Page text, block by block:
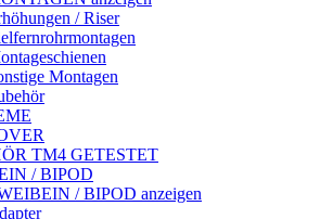
/ Riser
Montagen
TM4 GETESTET
/ BIPOD
/ BIPOD anzeigen